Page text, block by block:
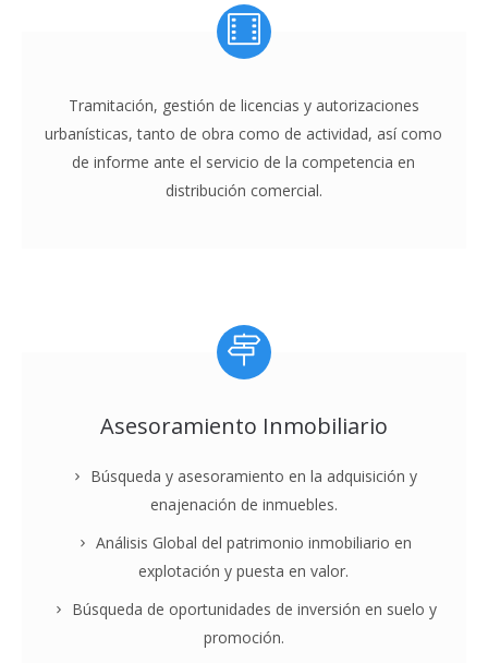
Tramitación, gestión de licencias y autorizaciones
urbanísticas, tanto de obra como de actividad, así como
de informe ante el servicio de la competencia en
distribución comercial.
Asesoramiento Inmobiliario
Búsqueda y asesoramiento en la adquisición y
enajenación de inmuebles.
Análisis Global del patrimonio inmobiliario en
explotación y puesta en valor.
Búsqueda de oportunidades de inversión en suelo y
promoción.